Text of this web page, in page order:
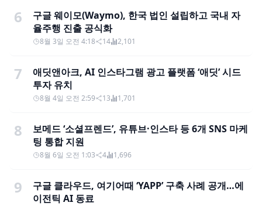
6
구글 웨이모(Waymo), 한국 법인 설립하고 국내 자
율주행 진출 공식화
8월 3일 오전 4:18 14 2,101
7
애딧앤아크, AI 인스타그램 광고 플랫폼 ‘애딧’ 시드
투자 유치
8월 4일 오전 2:59 13 1,701
8
보메드 ‘소셜프렌드’, 유튜브·인스타 등 6개 SNS 마케
팅 통합 지원
8월 6일 오전 1:03 4 1,696
9
구글 클라우드, 여기어때 ‘YAPP’ 구축 사례 공개…에
이전틱 AI 동료